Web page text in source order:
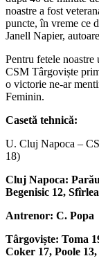
noastre a fost
puncte, în vreme ce
Janell Napier,
Pentru fetele noastre
CSM Târgoviște
o victorie ne-ar
Feminin.
Casetă tehnică:
U. Cluj Napoca –
18)
Cluj Napoca:
Begenisic 12,
Antrenor: C. Popa
Târgoviște: Toma
Coker 17, Poole